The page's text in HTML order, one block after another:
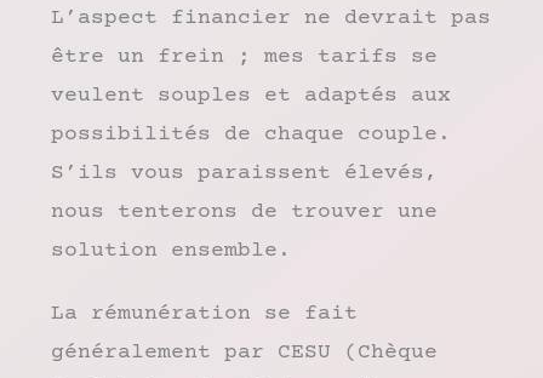
L’aspect financier ne devrait pas
être un frein ; mes tarifs se
veulent souples et adaptés aux
possibilités de chaque couple.
S’ils vous paraissent élevés,
nous tenterons de trouver une
solution ensemble.
La rémunération se fait
généralement par CESU (Chèque